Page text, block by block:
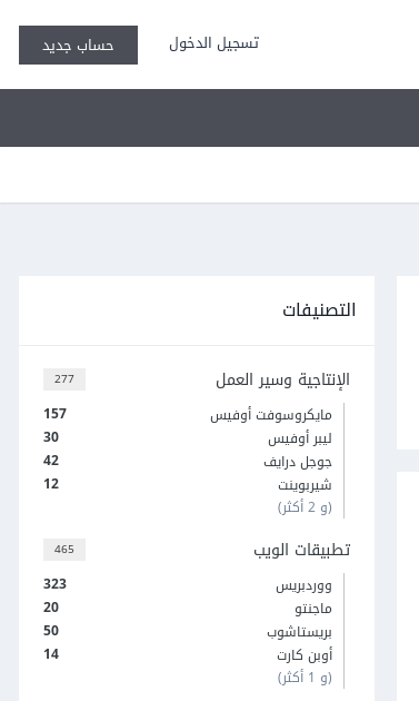
تسجيل الدخول حساب جديد
التصنيفات
277 الإنتاجية وسير العمل
157
مايكروسوفت أوفيس
30
ليبر أوفيس
42
جوجل درايف
12
شيربوينت
(و 2 أكثر)
465 تطبيقات الويب
323
ووردبريس
20
ماجنتو
50
بريستاشوب
14
أوبن كارت
(و 1 أكثر)